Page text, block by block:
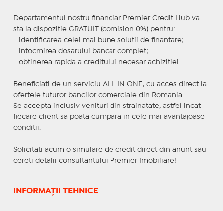
Departamentul nostru financiar Premier Credit Hub va
sta la dispozitie GRATUIT (comision 0%) pentru:
- identificarea celei mai bune solutii de finantare;
- intocmirea dosarului bancar complet;
- obtinerea rapida a creditului necesar achizitiei.
Beneficiati de un serviciu ALL IN ONE, cu acces direct la
ofertele tuturor bancilor comerciale din Romania.
Se accepta inclusiv venituri din strainatate, astfel incat
fiecare client sa poata cumpara in cele mai avantajoase
conditii.
Solicitati acum o simulare de credit direct din anunt sau
cereti detalii consultantului Premier Imobiliare!
INFORMAȚII TEHNICE